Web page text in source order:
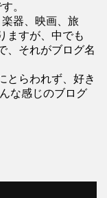
。
器、映画、旅
ますが、中でも
、それがブログ名
とらわれず、好き
な感じのブログ